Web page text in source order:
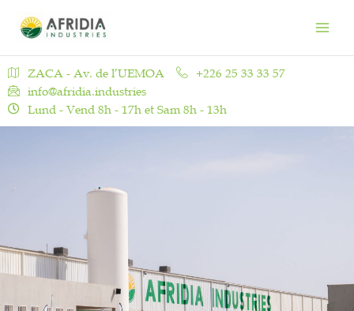
ZACA - Av. de l’UEMOA
+226 25 33 33 57
info@afridia.industries
Lund - Vend 8h - 17h et Sam 8h - 13h